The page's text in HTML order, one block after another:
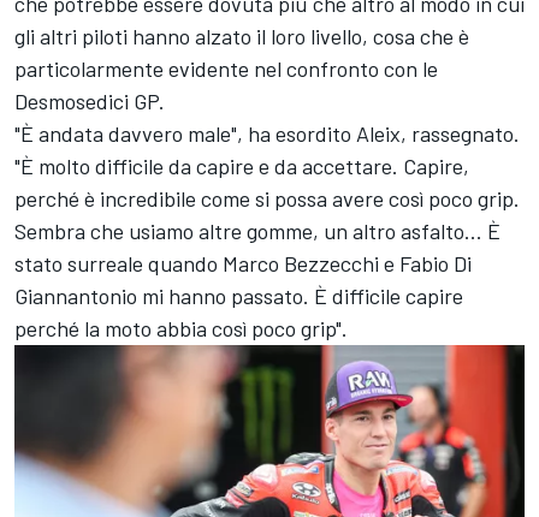
gli altri piloti hanno alzato il loro livello, cosa che è
particolarmente evidente nel confronto con le
Desmosedici GP.
"È andata davvero male", ha esordito Aleix, rassegnato.
"È molto difficile da capire e da accettare. Capire,
perché è incredibile come si possa avere così poco grip.
Sembra che usiamo altre gomme, un altro asfalto... È
stato surreale quando Marco Bezzecchi e Fabio Di
Giannantonio mi hanno passato. È difficile capire
perché la moto abbia così poco grip".